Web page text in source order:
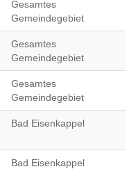
Gesamtes
Gemeindegebiet
Gesamtes
Gemeindegebiet
Gesamtes
Gemeindegebiet
Bad Eisenkappel
Bad Eisenkappel